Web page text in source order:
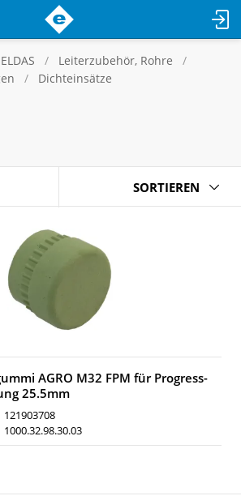
ELDAS
Leiterzubehör, Rohre
Dichteinsätze
SORTIEREN
AGRO M32 FPM für Progress-
25.5mm
121903708
1000.32.98.30.03